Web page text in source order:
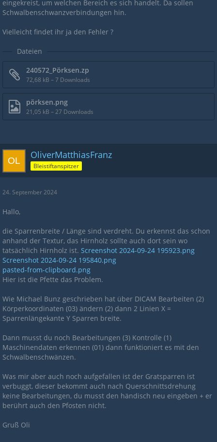
eingekreist, um welchen Bereich es sich handelt. Da sollen
Schwalbenschwanzverbindungen hin.
Vielleicht findet ihr ja den Fehler ?
Dateien
240572_Pörksen.zp
72,68 kB – 7 Downloads
pörksen.png
21,05 kB – 27 Downloads
OliverMatthiasFranz
Bleistiftanspitzer
24. September 2024
Hallo,
die Sparrenbreite / Länge sind verdreht. Du erkennst das schon
anhand der Textur, das Hirnholz sollte auch dort sein wo
tatsächlich Hirnholz ist. Screenshot 2024-09-24 195923.png
Screenshot 2024-09-24 195840.png
pasted-from-clipboard.png
Hier ist die Pfette das Problem.
Wie Michael Bunz geschrieben hat über DICAM Bearbeiten (2)
Körperkoordinaten (03) ändern (2) dann 2 Linien X =
Sparrenlängekante Y Sparren breite.
Dann musst du noch Bearbeitungen (3) Kontrolle (1)
Maschinendaten erkennen (01) dann funktioniert es mit den
Schwalbenschwänzen.
Was mir aber auch noch aufgefallen ist der Gratsparren ist
verbuggt, dieser bekommt auch nach Querschnittsdrehung
keine Bearbeitungen, du musst den händisch neu eingeben + er
berührt auch den Pfosten nicht.
Gruß Oli